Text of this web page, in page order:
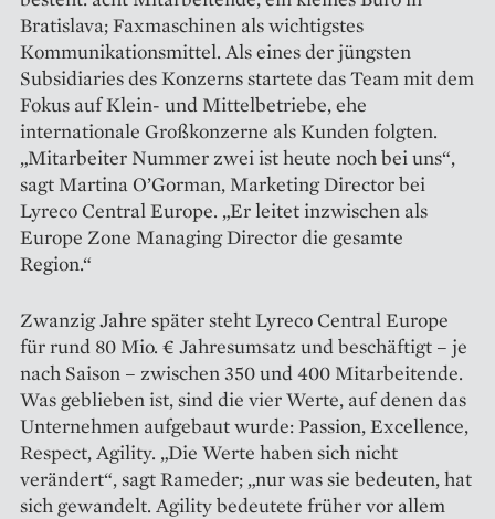
Bratislava; Faxmaschinen als wichtigstes
Kommunikationsmittel. Als eines der jüngsten
Subsidiaries des Konzerns startete das Team mit dem
Fokus auf Klein- und Mittelbetriebe, ehe
internationale Großkonzerne als Kunden folgten.
„Mitarbeiter Nummer zwei ist heute noch bei uns“,
sagt Martina O’Gorman, Marketing Director bei
Lyreco Central Europe. „Er leitet inzwischen als
Europe Zone Managing Director die gesamte
Region.“
Zwanzig Jahre später steht Lyreco Central Europe
für rund 80 Mio. € Jahresumsatz und beschäftigt – je
nach Saison – zwischen 350 und 400 Mitarbeitende.
Was geblieben ist, sind die vier Werte, auf denen das
Unternehmen aufgebaut wurde: Passion, Excellence,
Respect, Agility. „Die Werte haben sich nicht
verändert“, sagt Rameder; „nur was sie bedeuten, hat
sich gewandelt. Agility bedeutete früher vor allem